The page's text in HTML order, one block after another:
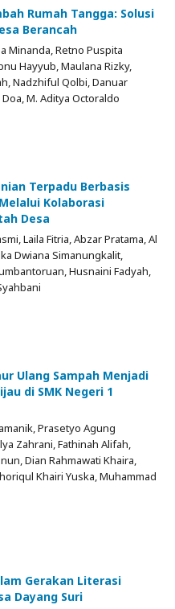
Rumah Tangga: Solusi
Berancah
Minanda, Retno Puspita
Hayyub, Maulana Rizky,
Nadzhiful Qolbi, Danuar
M. Aditya Octoraldo
Terpadu Berbasis
Kolaborasi
Desa
Laila Fitria, Abzar Pratama, Al
Dwiana Simanungkalit,
Husnaini Fadyah,
Ulang Sampah Menjadi
di SMK Negeri 1
Prasetyo Agung
Zahrani, Fathinah Alifah,
Dian Rahmawati Khaira,
Khairi Yuska, Muhammad
Gerakan Literasi
Dayang Suri